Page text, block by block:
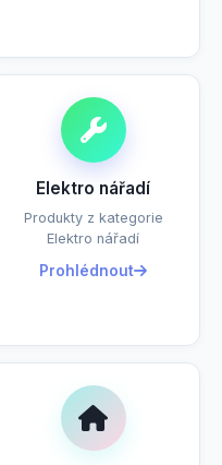
Elektro nářadí
Produkty z kategorie
Elektro nářadí
Prohlédnout